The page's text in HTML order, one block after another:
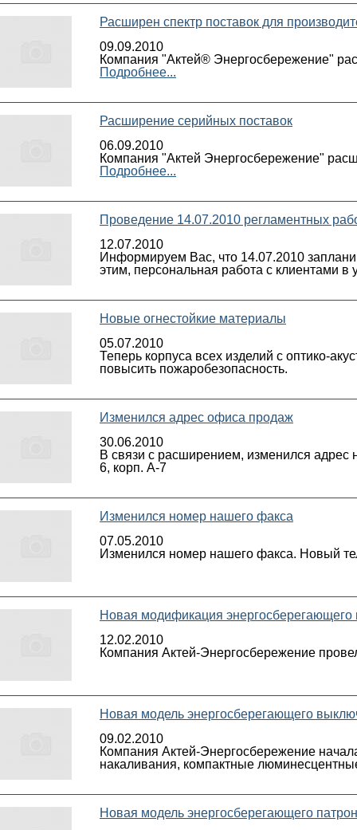
Расширен спектр поставок для
09.09.2010
Компания "Актей® Энергосбережение"
Подробнее...
Расширение серийных поставок
06.09.2010
Компания "Актей Энергосбережение"
Подробнее...
Проведение 14.07.2010 регламентных
12.07.2010
Информируем Вас, что 14.07.2010
этим, персональная работа с клиентами в
Новые огнестойкие материалы
05.07.2010
Теперь корпуса всех изделий с оптико-
повысить пожаробезопасность.
Изменился адрес офиса продаж
30.06.2010
В связи с расширением, изменился адрес
6, корп. А-7
Изменился номер нашего факса
07.05.2010
Изменился номер нашего факса. Новый
Новая модификация
12.02.2010
Компания Актей-Энергосбережение
Новая модель энергосберегающего
09.02.2010
Компания Актей-Энергосбережение
накаливания, компактные
Новая модель энергосберегающего